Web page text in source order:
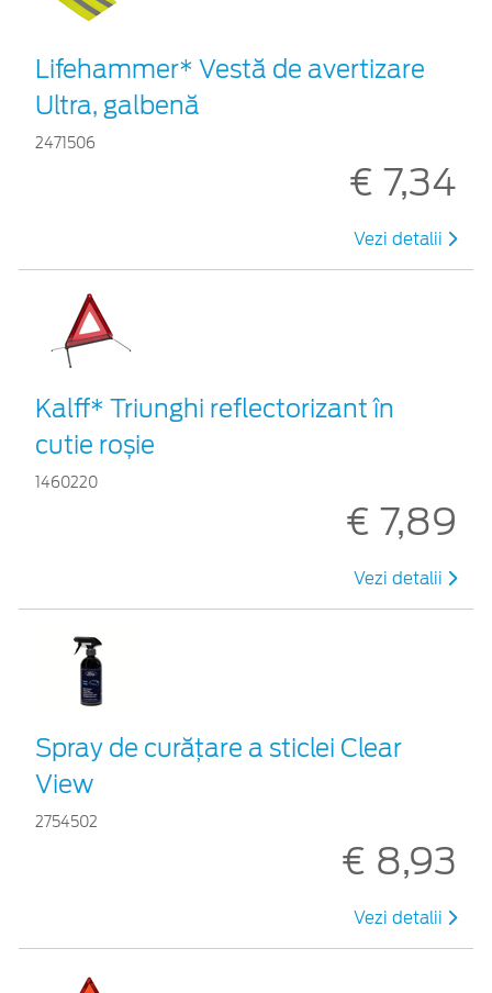
Lifehammer* Vestă de avertizare
Ultra, galbenă
2471506
€ 7,34
Vezi detalii
Kalff* Triunghi reflectorizant în
cutie roșie
1460220
€ 7,89
Vezi detalii
Spray de curățare a sticlei Clear
View
2754502
€ 8,93
Vezi detalii